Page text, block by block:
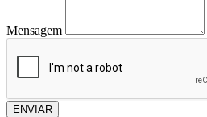
Mensagem
ENVIAR